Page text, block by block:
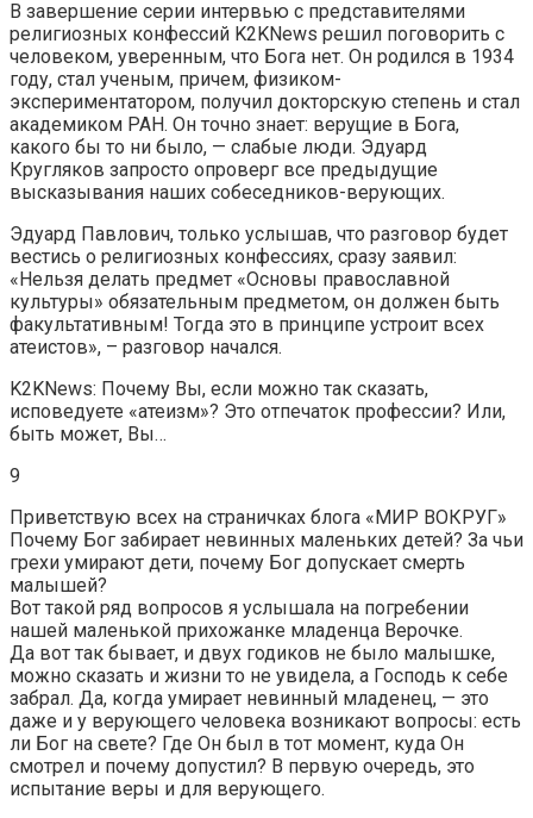
В завершение серии интервью с представителями
религиозных конфессий K2KNews решил поговорить с
человеком, уверенным, что Бога нет. Он родился в 1934
году, стал ученым, причем, физиком-
экспериментатором, получил докторскую степень и стал
академиком РАН. Он точно знает: верущие в Бога,
какого бы то ни было, — слабые люди. Эдуард
Кругляков запросто опроверг все предыдущие
высказывания наших собеседников-верующих.
Эдуард Павлович, только услышав, что разговор будет
вестись о религиозных конфессиях, сразу заявил:
«Нельзя делать предмет «Основы православной
культуры» обязательным предметом, он должен быть
факультативным! Тогда это в принципе устроит всех
атеистов», – разговор начался.
K2KNews: Почему Вы, если можно так сказать,
исповедуете «атеизм»? Это отпечаток профессии? Или,
быть может, Вы…
9
Приветствую всех на страничках блога «МИР ВОКРУГ»
Почему Бог забирает невинных маленьких детей? За чьи
грехи умирают дети, почему Бог допускает смерть
малышей?
Вот такой ряд вопросов я услышала на погребении
нашей маленькой прихожанке младенца Верочке.
Да вот так бывает, и двух годиков не было малышке,
можно сказать и жизни то не увидела, а Господь к себе
забрал. Да, когда умирает невинный младенец, — это
даже и у верующего человека возникают вопросы: есть
ли Бог на свете? Где Он был в тот момент, куда Он
смотрел и почему допустил? В первую очередь, это
испытание веры и для верующего.